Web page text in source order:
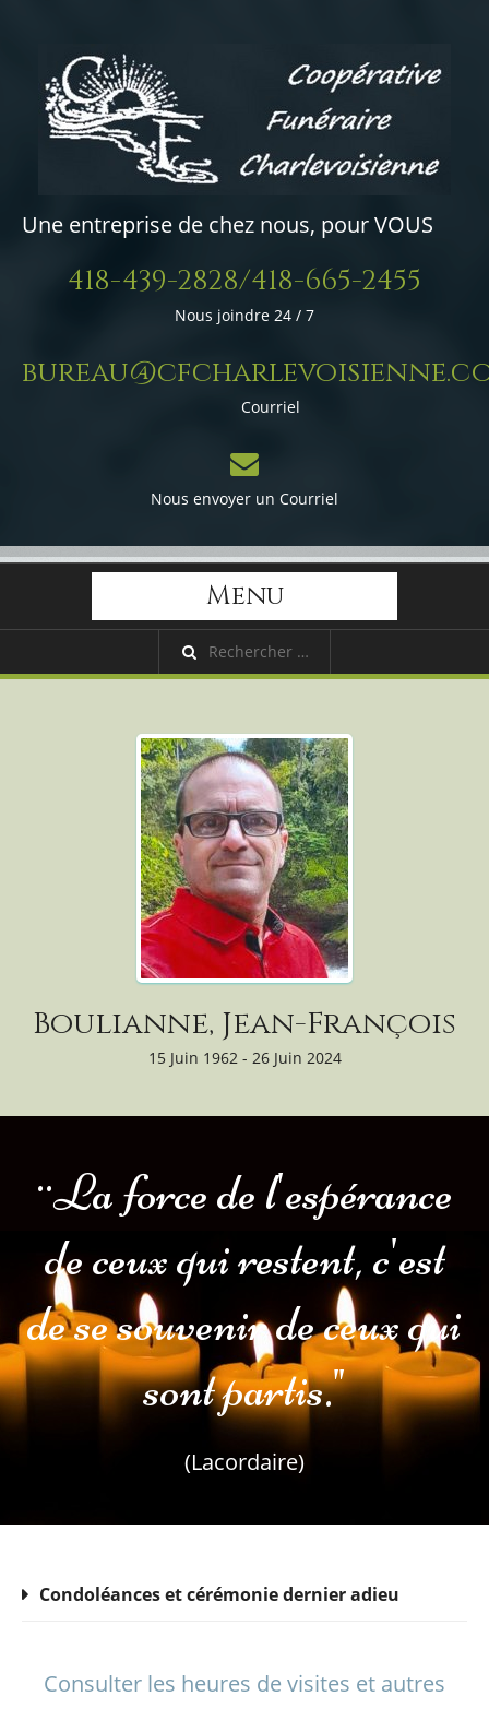
Une entreprise de chez nous, pour VOUS
418-439-2828/418-665-2455
Nous joindre 24 / 7
Courriel
Nous envoyer un Courriel
Menu
Boulianne, Jean-François
15 Juin 1962 - 26 Juin 2024
¨La force de l'espérance
de ceux qui restent, c'est
de se souvenir de ceux qui
sont partis."
(Lacordaire)
Condoléances et cérémonie dernier adieu
Consulter les heures de visites et autres